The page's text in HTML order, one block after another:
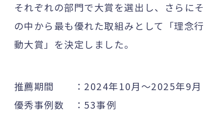
それぞれの部門で大賞を選出し、さらにそ
の中から最も優れた取組みとして「理念行
動大賞」を決定しました。
推薦期間 ：2024年10月～2025年9月
優秀事例数 ：53事例